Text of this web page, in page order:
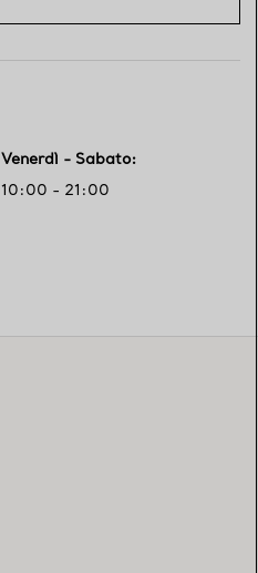
Venerdì - Sabato:
10:00 - 21:00